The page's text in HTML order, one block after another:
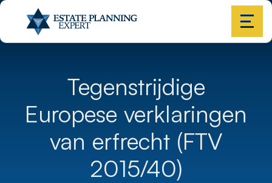
Tegenstrijdige
Europese verklaringen
van erfrecht (FTV
2015/40)